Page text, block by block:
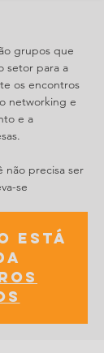
grupos que
setor para a
os encontros
networking e
e a
não precisa ser
se
está